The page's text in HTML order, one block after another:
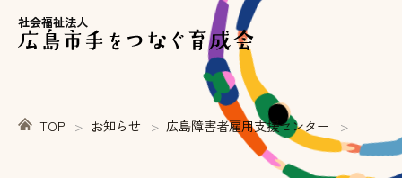
社会福祉法人
TOP お知らせ 広島障害者雇用支援センター